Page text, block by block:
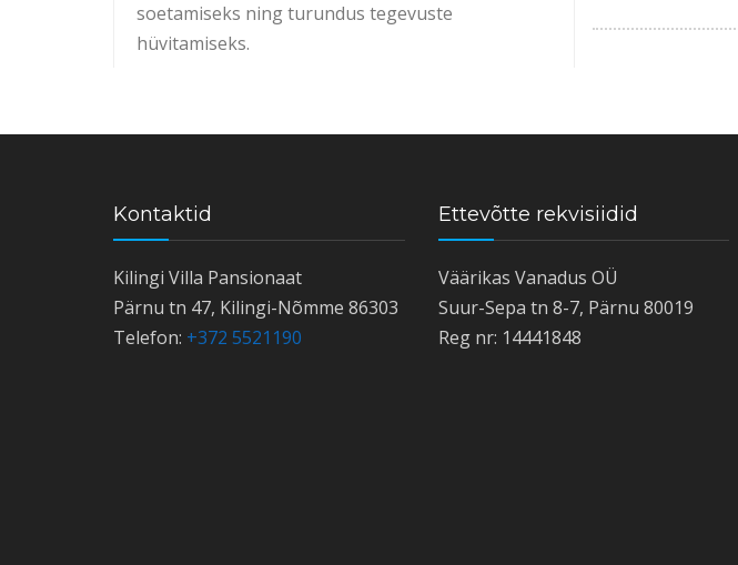
soetamiseks ning turundus tegevuste
hüvitamiseks.
Kontaktid
Kilingi Villa Pansionaat
Pärnu tn 47, Kilingi-Nõmme 86303
Telefon: +372 5521190
Ettevõtte rekvisiidid
Väärikas Vanadus OÜ
Suur-Sepa tn 8-7, Pärnu 80019
Reg nr: 14441848